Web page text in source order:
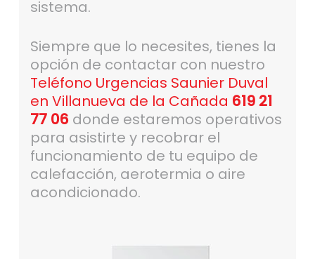
sistema.
Siempre que lo necesites, tienes la
opción de contactar con nuestro
Teléfono Urgencias Saunier Duval
en Villanueva de la Cañada 619 21
77 06 donde estaremos operativos
para asistirte y recobrar el
funcionamiento de tu equipo de
calefacción, aerotermia o aire
acondicionado.